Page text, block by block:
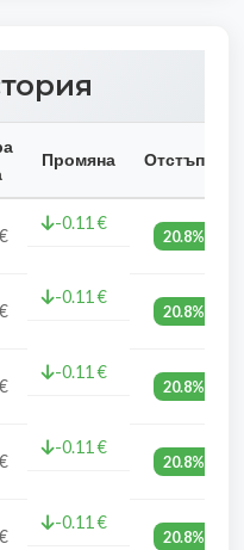
Промяна Отстъпка
-0.11 €
20.8%
-0.11 €
20.8%
-0.11 €
20.8%
-0.11 €
20.8%
-0.11 €
20.8%